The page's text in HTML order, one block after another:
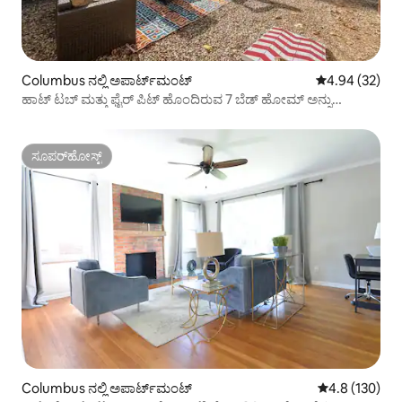
Columbus ನಲ್ಲಿ ಅಪಾರ್ಟ್‌ಮಂಟ್ 5 ರಲ್ಲಿ 4.94
4.94 (32)
ಹಾಟ್ ಟಬ್ ಮತ್ತು ಫೈರ್ ಪಿಟ್ ಹೊಂದಿರುವ 7 ಬೆಡ್ ಹೋಮ್ ಅನ್ನು
ಸೂಪರ್‌ಹೋಸ್ಟ್
ಸೂಪರ್‌ಹೋಸ್ಟ್
Columbus ನಲ್ಲಿ ಅಪಾರ್ಟ್‌ಮಂಟ್ 5 ರಲ್ಲಿ 4.8
4.8 (130)